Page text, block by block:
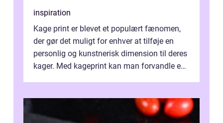
inspiration
Kage print er blevet et populært fænomen,
der gør det muligt for enhver at tilføje en
personlig og kunstnerisk dimension til deres
kager. Med kageprint kan man forvandle en